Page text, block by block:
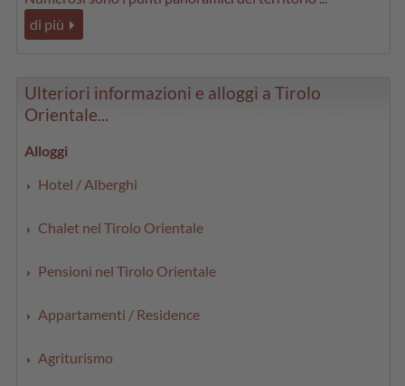
di più
Ulteriori informazioni e alloggi a Tirolo
Orientale...
Alloggi
Hotel / Alberghi
Chalet nel Tirolo Orientale
Pensioni nel Tirolo Orientale
Appartamenti / Residence
Agriturismo